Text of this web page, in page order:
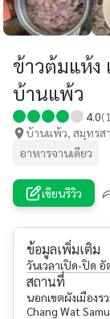
ข้าวต้มแห้ง
บ้านแพ้ว
4.0(1
บ้านแพ้ว, สมุทรส
อาหารจานเดียว
เขียนรีวิว
ข้อมูลเพิ่มเติม
วันเวลาเปิด-ปิด
สถานที่
นอกเขตผังเมืองร
Chang Wat